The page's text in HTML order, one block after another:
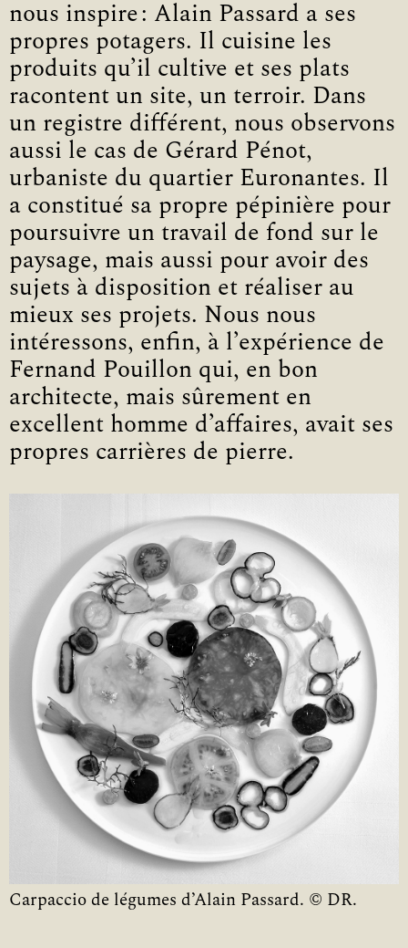
nous inspire : Alain Passard a ses
propres potagers. Il cuisine les
produits qu’il cultive et ses plats
racontent un site, un terroir. Dans
un registre différent, nous observons
aussi le cas de Gérard Pénot,
urbaniste du quartier Euronantes. Il
a constitué sa propre pépinière pour
poursuivre un travail de fond sur le
paysage, mais aussi pour avoir des
sujets à disposition et réaliser au
mieux ses projets. Nous nous
intéressons, enfin, à l’expérience de
Fernand Pouillon qui, en bon
architecte, mais sûrement en
excellent homme d’affaires, avait ses
propres carrières de pierre.
Carpaccio de légumes d’Alain Passard. © DR.